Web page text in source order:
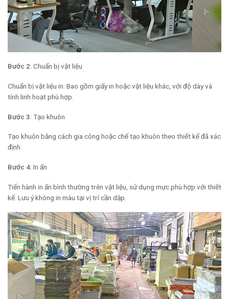
Bước 2: Chuẩn bị vật liệu
Chuẩn bị vật liệu in. Bao gồm giấy in hoặc vật liệu khác, với độ dày và
tính linh hoạt phù hợp.
Bước 3: Tạo khuôn
Tạo khuôn bằng cách gia công hoặc chế tạo khuôn theo thiết kế đã xác
định.
Bước 4: In ấn
Tiến hành in ấn bình thường trên vật liệu, sử dụng mực phù hợp với thiết
kế. Lưu ý không in màu tại vị trí cần dập.